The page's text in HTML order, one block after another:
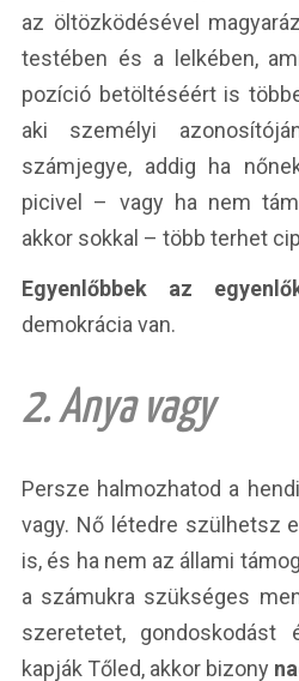
az öltözködésével
testében és a lelkében,
pozíció betöltéséért is
aki személyi
számjegye, addig ha
picivel – vagy ha nem
akkor sokkal – több terhet
Egyenlőbbek az
demokrácia van.
2. Anya vagy
Persze halmozhatod a
vagy. Nő létedre szülhetsz
is, és ha nem az állami
a számukra szükséges
szeretetet,
kapják Tőled, akkor bizony